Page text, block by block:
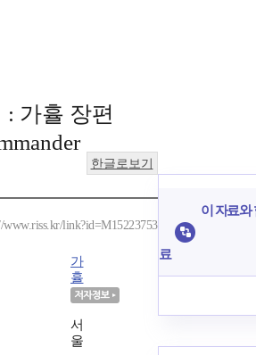
가휼 장편
한글로보기
www.riss.kr/link?id=M15223753
가
휼
서
울
이 자료와
료